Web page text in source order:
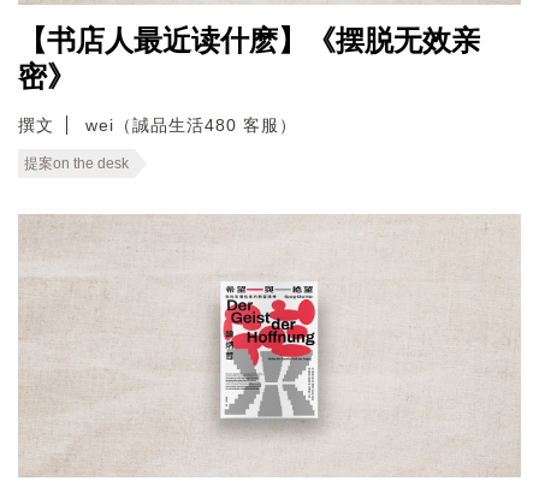
【书店人最近读什麽】《摆脱无效亲
密》
撰文 wei（誠品生活480 客服）
提案on the desk